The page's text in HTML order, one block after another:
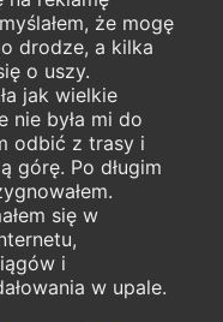
że mogę
drodze, a kilka
o uszy.
jak wielkie
nie była mi do
odbić z trasy i
górę. Po długim
się w
i
w upale.